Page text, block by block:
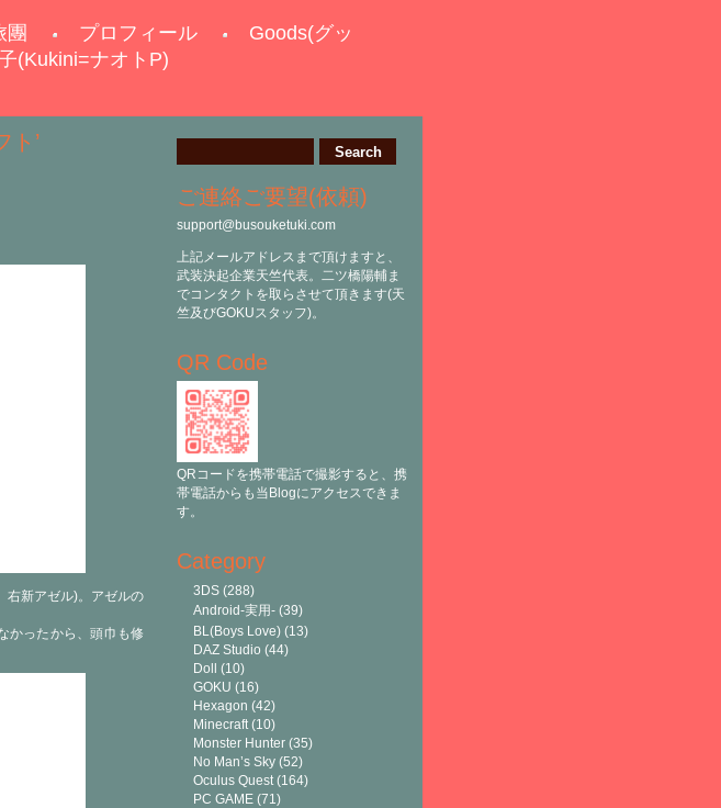
團 プロフィール
Goods(グッ
(Kukini=ナオトP)
ト’
右新アゼル)。アゼルの
かったから、頭巾も修
ご連絡ご要望(依頼)
support@busouketuki.com
上記メールアドレスまで頂けますと、
武装決起企業天竺代表。二ツ橋陽輔ま
でコンタクトを取らさせて頂きます(天
竺及びGOKUスタッフ)。
QR Code
QRコードを携帯電話で撮影すると、携
帯電話からも当Blogにアクセスできま
す。
Category
3DS (288)
Android-実用- (39)
BL(Boys Love) (13)
DAZ Studio (44)
Doll
(10)
GOKU (16)
Hexagon (42)
Minecraft(10)
Monster Hunter (35)
No Man’s Sky (52)
Oculus Quest(164)
PC GAME (71)